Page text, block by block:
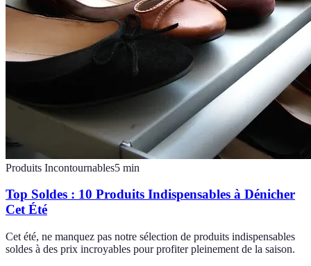
Produits Incontournables5 min
Top Soldes : 10 Produits Indispensables à Dénicher
Cet Été
Cet été, ne manquez pas notre sélection de produits indispensables
soldes à des prix incroyables pour profiter pleinement de la saison.